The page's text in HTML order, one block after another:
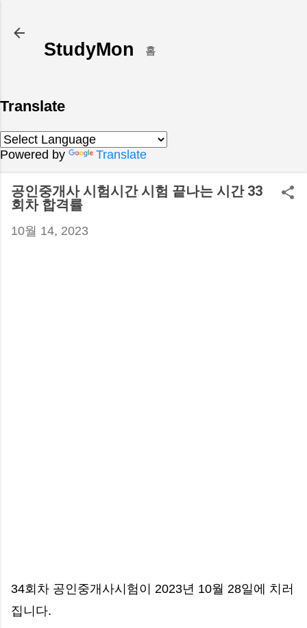
StudyMon 홈
Translate
Powered by Translate
공인중개사 시험시간 시험 끝나는 시간 33
회차 합격률
10월 14, 2023
34회차 공인중개사시험이 2023년 10월 28일에 치러
집니다.